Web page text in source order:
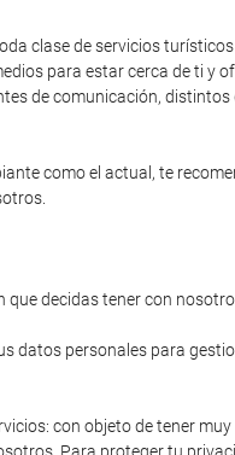
clase de servicios
para estar cerca de ti y
de comunicación,
como el actual, te
que decidas tener con
datos personales para
con objeto de tener